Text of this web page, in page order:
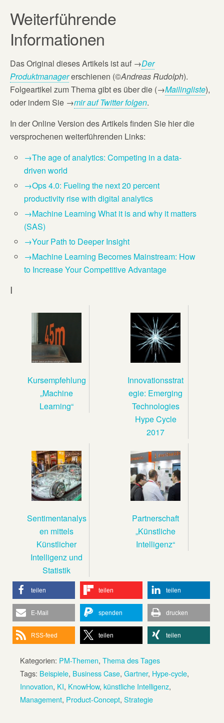
Weiterführende
Informationen
Das Original dieses Artikels ist auf →Der
Produktmanagererschienen (©Andreas Rudolph).
Folgeartikel zum Thema gibt es über die (→Mailingliste),
oder indem Sie →mir auf Twitter folgen.
In der Online Version des Artikels finden Sie hier die
versprochenen weiterführenden Links:
→The age of analytics: Competing in a data-
driven world
→Ops 4.0: Fueling the next 20 percent
productivity rise with digital analytics
→Machine Learning What it is and why it matters
(SAS)
→Your Path to Deeper Insight
→Machine Learning Becomes Mainstream: How
to Increase Your Competitive Advantage
I
Kursempfehlung
„Machine
Learning“
Innovationsstrat
egie: Emerging
Technologies
Hype Cycle
2017
Sentimentanalys
en mittels
Künstlicher
Intelligenz und
Statistik
Partnerschaft
„Künstliche
Intelligenz“
teilen teilen teilen
E-Mail spenden drucken
RSS-feed teilen teilen
Kategorien: PM-Themen, Thema des Tages
Tags: Beispiele, Business Case, Gartner, Hype-cycle,
Innovation, KI, KnowHow, künstliche Intelligenz,
Management, Product-Concept, Strategie